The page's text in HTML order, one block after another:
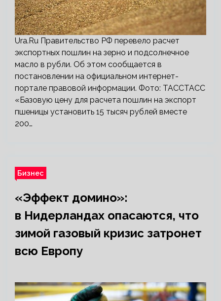
Ura.Ru Правительство РФ перевело расчет
экспортных пошлин на зерно и подсолнечное
масло в рубли. Об этом сообщается в
постановлении на официальном интернет-
портале правовой информации. Фото: ТАССТАСС
«Базовую цену для расчета пошлин на экспорт
пшеницы установить 15 тысяч рублей вместе
200…
Бизнес
«Эффект домино»:
в Нидерландах опасаются, что
зимой газовый кризис затронет
всю Европу